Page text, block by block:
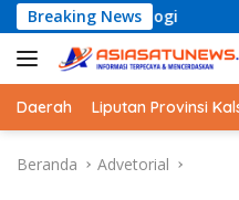
Langsung
ke
konten
Breaking NewsMTQN Ke-23
Daerah Liputan Provinsi
Beranda Advetorial